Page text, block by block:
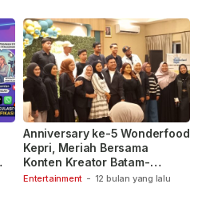
Entertainment - 12 bulan yang lalu
Anniversary ke-5 Wonderfood
Kepri, Meriah Bersama
Konten Kreator Batam-
Tanjungpinang